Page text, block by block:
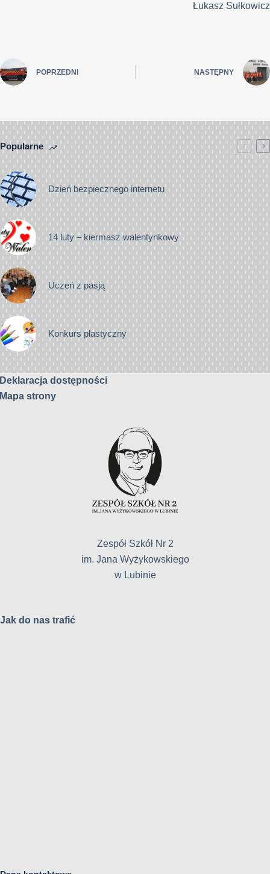
Łukasz Sułkowicz
POPRZEDNI NASTĘPNY
Popularne
Dzień bezpiecznego internetu
14 luty – kiermasz walentynkowy
Uczeń z pasją
Konkurs plastyczny
Deklaracja dostępności
Mapa strony
Zespół Szkół Nr 2
im. Jana Wyżykowskiego
w Lubinie
Jak do nas trafić